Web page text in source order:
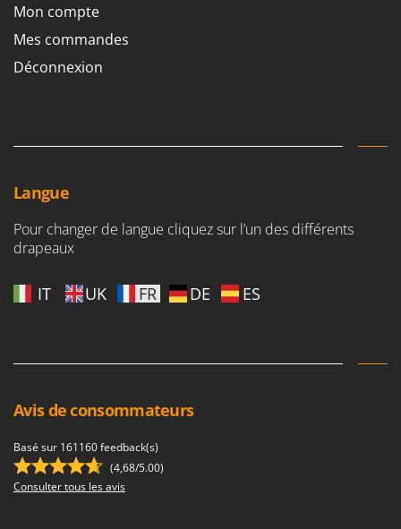
Mon compte
Mes commandes
Déconnexion
Langue
Pour changer de langue cliquez sur l’un des différents
drapeaux
IT UK FR DE ES
Avis de consommateurs
Basé sur 161160 feedback(s)
(4,68/5.00)
Consulter tous les avis